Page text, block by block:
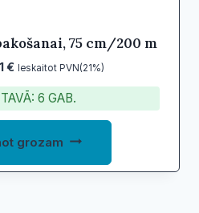
75 cm/200 m
€.
€Current
price
is:
11,81 €.
Ieskaitot PVN(21%)
6 GAB.
grozam